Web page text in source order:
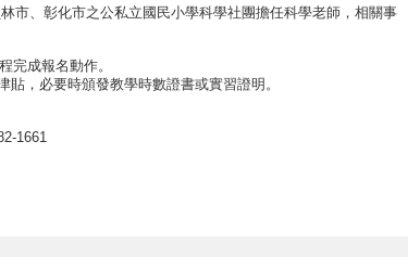
市、彰化市之公私立國民小學科學社團擔任科學老師，相關事
完成報名動作。
，必要時頒發教學時數證書或實習證明。
1661